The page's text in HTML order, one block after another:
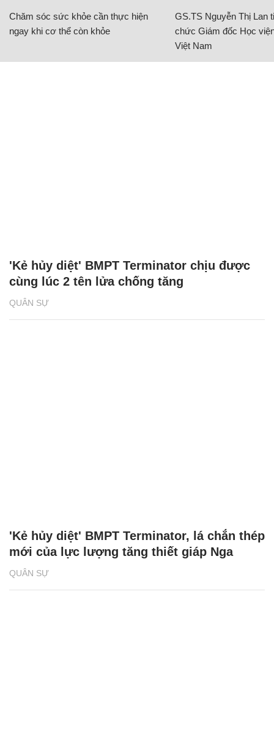
Chăm sóc sức khỏe cần thực hiện
ngay khi cơ thể còn khỏe
GS.TS Nguyễn Thị Lan
chức Giám đốc Học
Việt Nam
QUÂN SỰ
'Kẻ hủy diệt' BMPT Terminator chịu được
cùng lúc 2 tên lửa chống tăng
QUÂN SỰ
'Kẻ hủy diệt' BMPT Terminator, lá chắn thép
mới của lực lượng tăng thiết giáp Nga